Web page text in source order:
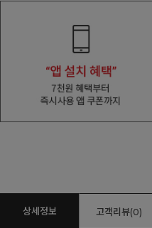
상세정보 고객리뷰(0)